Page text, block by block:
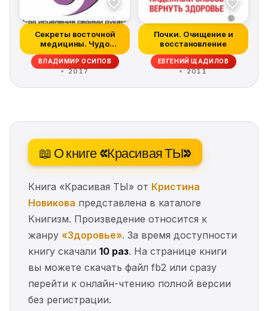
Секреты восточной
медицины. Чудо
исцеления своими...
ВЛАДИМИР ОСИПОВ
2017
Почки. Очищение и
восстановление
ЕВГЕНИЙ ЩАДИЛОВ
2011
📖 О книге «Красивая ТЫ»
Книга «Красивая ТЫ» от Кристина
Новикова представлена в каталоге
Книгизм. Произведение относится к
жанру «Здоровье». За время доступности
книгу скачали 10 раз. На странице книги
вы можете скачать файл fb2 или сразу
перейти к онлайн-чтению полной версии
без регистрации.